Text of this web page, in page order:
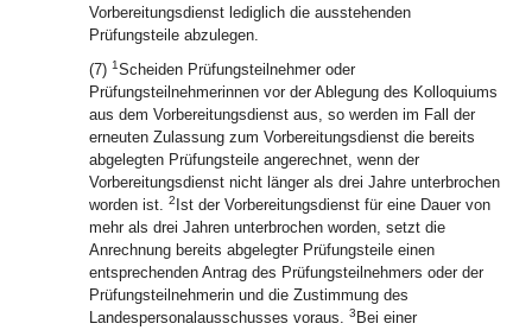
Vorbereitungsdienst lediglich die ausstehenden
Prüfungsteile abzulegen.
(7) 1Scheiden Prüfungsteilnehmer oder
Prüfungsteilnehmerinnen vor der Ablegung des Kolloquiums
aus dem Vorbereitungsdienst aus, so werden im Fall der
erneuten Zulassung zum Vorbereitungsdienst die bereits
abgelegten Prüfungsteile angerechnet, wenn der
Vorbereitungsdienst nicht länger als drei Jahre unterbrochen
worden ist. 2 Ist der Vorbereitungsdienst für eine Dauer von
mehr als drei Jahren unterbrochen worden, setzt die
Anrechnung bereits abgelegter Prüfungsteile einen
entsprechenden Antrag des Prüfungsteilnehmers oder der
Prüfungsteilnehmerin und die Zustimmung des
Landespersonalausschusses voraus. 3 Bei einer